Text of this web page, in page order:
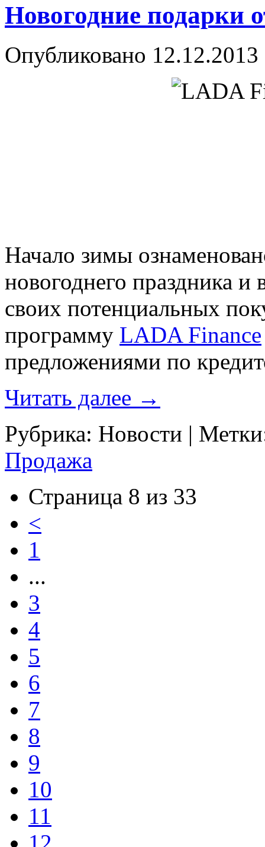
Новогодние подарки
Опубликовано 12.12.2013
Начало зимы
новогоднего праздника
своих потенциальных
программу LADA Finance
предложениями по
Читать далее →
Рубрика: Новости |
Продажа
Страница 8 из 33
<
1
...
3
4
5
6
7
8
9
10
11